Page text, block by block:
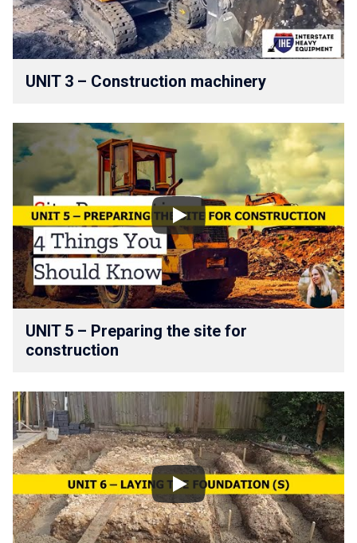
UNIT 3 – Construction machinery
UNIT 5 – ⁠Preparing the site for
construction